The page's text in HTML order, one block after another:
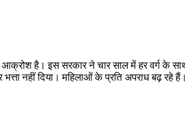
है। इस सरकार ने चार साल में हर वर्ग के
भत्ता नहीं दिया। महिलाओं के प्रति अपराध बढ़